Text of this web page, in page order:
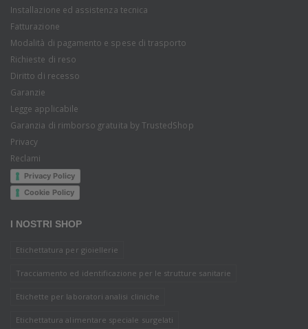
Installazione ed assistenza tecnica
Fatturazione
Modalità di pagamento e spese di trasporto
Richieste di reso
Diritto di recesso
Garanzie
Legge applicabile
Garanzia di rimborso gratuita by TrustedShop
Privacy
Reclami
Privacy Policy
Cookie Policy
I NOSTRI SHOP
Etichettatura per gioiellerie
Tracciamento ed identificazione per le strutture sanitarie
Etichette per laboratori analisi cliniche
Etichettatura alimentare speciale surgelati